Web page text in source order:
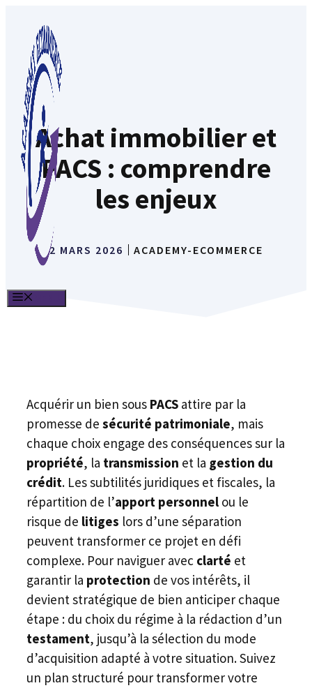
contenu
Achat immobilier et
PACS : comprendre
les enjeux
2 MARS 2026 ACADEMY-ECOMMERCE
Acquérir un bien sous PACS attire par la
promesse de sécurité patrimoniale, mais
chaque choix engage des conséquences sur la
propriété, la transmission et la gestion du
crédit. Les subtilités juridiques et fiscales, la
répartition de l’apport personnel ou le
risque de litiges lors d’une séparation
peuvent transformer ce projet en défi
complexe. Pour naviguer avec clarté et
garantir la protection de vos intérêts, il
devient stratégique de bien anticiper chaque
étape : du choix du régime à la rédaction d’un
testament, jusqu’à la sélection du mode
d’acquisition adapté à votre situation. Suivez
un plan structuré pour transformer votre